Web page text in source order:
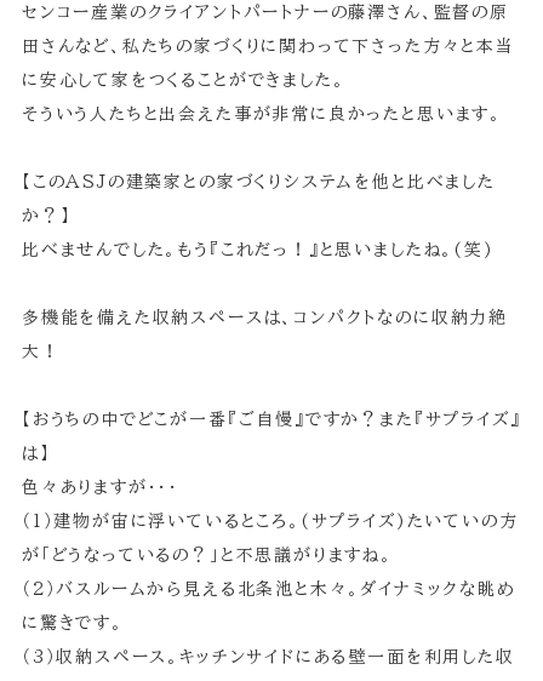
センコー産業のクライアントパートナーの藤澤さん、監督の原
田さんなど、私たちの家づくりに関わって下さった方々と本当
に安心して家をつくることができました。
そういう人たちと出会えた事が非常に良かったと思います。
【このASJの建築家との家づくりシステムを他と比べました
か？】
比べませんでした。もう『これだっ！』と思いましたね。(笑)
多機能を備えた収納スペースは、コンパクトなのに収納力絶
大！
【おうちの中でどこが一番『ご自慢』ですか？また『サプライズ』
は】
色々ありますが・・・
（1）建物が宙に浮いているところ。(サプライズ)たいていの方
が「どうなっているの？」と不思議がりますね。
（2）バスルームから見える北条池と木々。ダイナミックな眺め
に驚きです。
（3）収納スペース。キッチンサイドにある壁一面を利用した収